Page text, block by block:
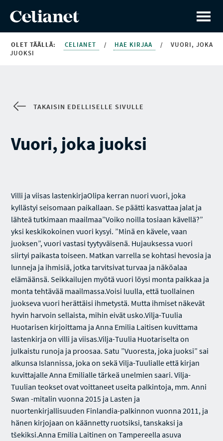
OLET TÄÄLLÄ: CELIANET / HAE KIRJAA /
VUORI, JOKA
JUOKSI
TAKAISIN EDELLISELLE SIVULLE
Vuori, joka juoksi
Villi ja viisas lastenkirjaOlipa kerran nuori vuori, joka
kyllästyi seisomaan paikallaan. Se päätti kasvattaa jalat ja
lähteä tutkimaan maailmaa”Voiko noilla tosiaan kävellä?”
yksi keskikokoinen vuori kysyi. ”Minä en kävele, vaan
juoksen”, vuori vastasi tyytyväisenä. Hujauksessa vuori
siirtyi paikasta toiseen. Matkan varrella se kohtasi hevosia ja
lunneja ja ihmisiä, jotka tarvitsivat turvaa ja näköalaa
elämäänsä. Seikkailujen myötä vuori löysi monta paikkaa ja
monta tehtävää maailmassa.Voisi luulla, että tuollainen
juokseva vuori herättäisi ihmetystä. Mutta ihmiset näkevät
hyvin harvoin sellaista, mihin eivät usko.Vilja-Tuulia
Huotarisen kirjoittama ja Anna Emilia Laitisen kuvittama
lastenkirja on villi ja viisas.Vilja-Tuulia Huotariselta on
julkaistu runoja ja proosaa. Satu ”Vuoresta, joka juoksi” sai
alkunsa Islannissa, joka on sekä Vilja-Tuulialle että kirjan
kuvittajalle Anna Emilialle tärkeä unelmien saari. Vilja-
Tuulian teokset ovat voittaneet useita palkintoja, mm. Anni
Swan -mitalin vuonna 2015 ja Lasten ja
nuortenkirjallisuuden Finlandia-palkinnon vuonna 2011, ja
hänen kirjojaan on käännetty ruotsiksi, tanskaksi ja
tšekiksi.Anna Emilia Laitinen on Tampereella asuva